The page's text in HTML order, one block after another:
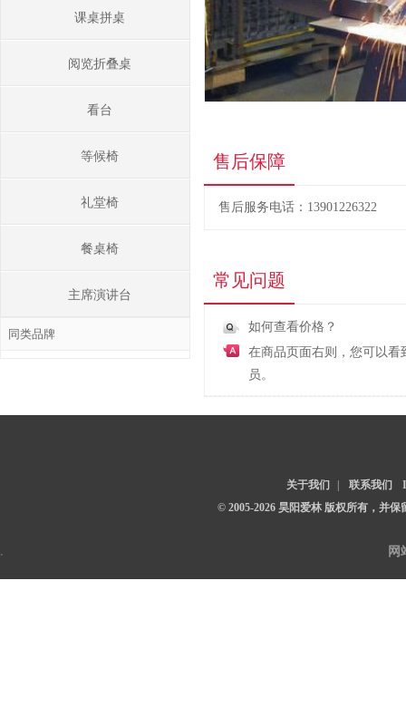
课桌拼桌
阅览折叠桌
看台
等候椅
礼堂椅
餐桌椅
主席演讲台
同类品牌
售后保障
售后服务电话：13901226322
常见问题
如何查看价格？
在商品页面右则，您可以看
员。
关于我们 联系我们
© 2005-2026 昊阳爱林 版权所有，并保
. 网